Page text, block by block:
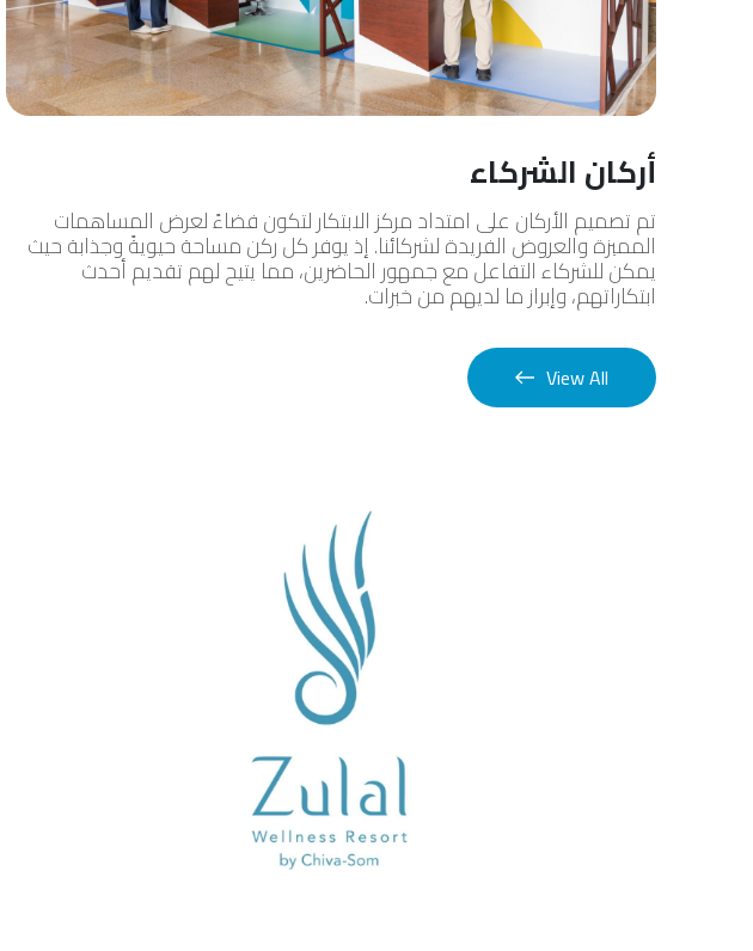
أركان الشركاء
تم تصميم الأركان على امتداد مركز الابتكار لتكون فضاءً لعرض المساهمات
المميزة والعروض الفريدة لشركائنا. إذ يوفر كل ركن مساحة حيويةً وجذابة حيث
يمكن للشركاء التفاعل مع جمهور الحاضرين، مما يتيح لهم تقديم أحدث
ابتكاراتهم، وإبراز ما لديهم من خبرات.
View All